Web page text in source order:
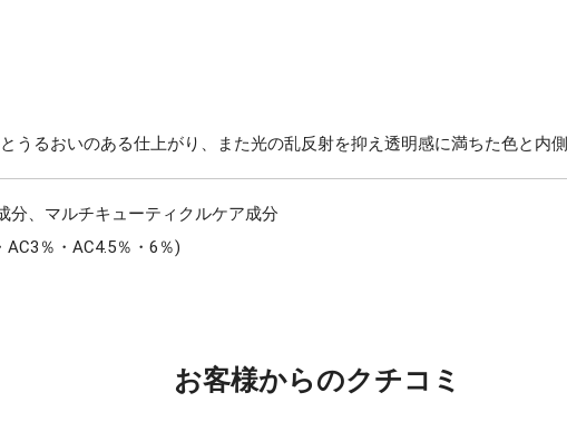
うるおいのある仕上がり、また光の乱反射を抑え透明感に満ちた色と内
分、マルチキューティクルケア成分
％・AC4.5％・6％)
お客様からのクチコミ